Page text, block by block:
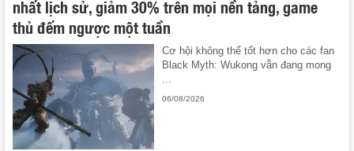
nhất lịch sử, giảm 30% trên mọi nền tảng, game
thủ đếm ngược một tuần
Cơ hội không thể tốt hơn cho các fan
Black Myth: Wukong vẫn đang mong
06/08/2026